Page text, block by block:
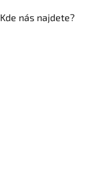
Kde nás najdete?